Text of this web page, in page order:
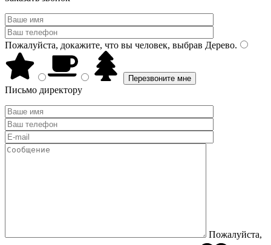
Пожалуйста, докажите, что вы человек, выбрав Дерево.
Письмо директору
Пожалуйста,